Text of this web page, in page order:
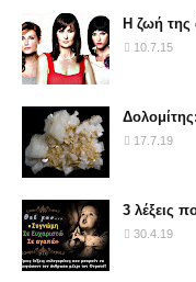
Η ζωή της
10.7.15
17.7.19
3 λέξεις
30.4.19